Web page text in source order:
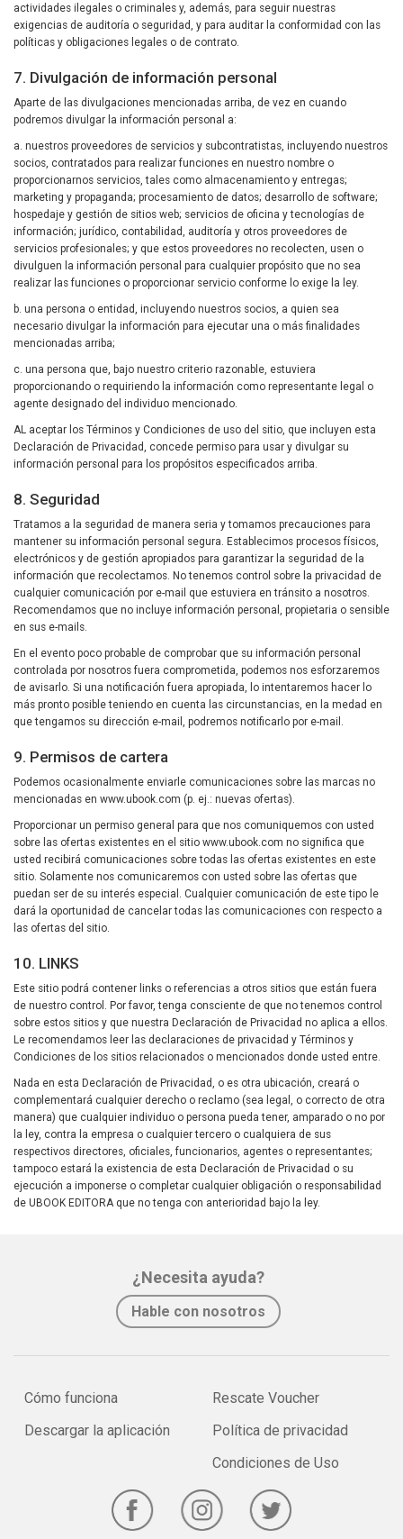
actividades ilegales o criminales y, además, para seguir nuestras
exigencias de auditoría o seguridad, y para auditar la conformidad con las
políticas y obligaciones legales o de contrato.
7. Divulgación de información personal
Aparte de las divulgaciones mencionadas arriba, de vez en cuando
podremos divulgar la información personal a:
a. nuestros proveedores de servicios y subcontratistas, incluyendo nuestros
socios, contratados para realizar funciones en nuestro nombre o
proporcionarnos servicios, tales como almacenamiento y entregas;
marketing y propaganda; procesamiento de datos; desarrollo de software;
hospedaje y gestión de sitios web; servicios de oficina y tecnologías de
información; jurídico, contabilidad, auditoría y otros proveedores de
servicios profesionales; y que estos proveedores no recolecten, usen o
divulguen la información personal para cualquier propósito que no sea
realizar las funciones o proporcionar servicio conforme lo exige la ley.
b. una persona o entidad, incluyendo nuestros socios, a quien sea
necesario divulgar la información para ejecutar una o más finalidades
mencionadas arriba;
c. una persona que, bajo nuestro criterio razonable, estuviera
proporcionando o requiriendo la información como representante legal o
agente designado del individuo mencionado.
AL aceptar los Términos y Condiciones de uso del sitio, que incluyen esta
Declaración de Privacidad, concede permiso para usar y divulgar su
información personal para los propósitos especificados arriba.
8. Seguridad
Tratamos a la seguridad de manera seria y tomamos precauciones para
mantener su información personal segura. Establecimos procesos físicos,
electrónicos y de gestión apropiados para garantizar la seguridad de la
información que recolectamos. No tenemos control sobre la privacidad de
cualquier comunicación por e-mail que estuviera en tránsito a nosotros.
Recomendamos que no incluye información personal, propietaria o sensible
en sus e-mails.
En el evento poco probable de comprobar que su información personal
controlada por nosotros fuera comprometida, podemos nos esforzaremos
de avisarlo. Si una notificación fuera apropiada, lo intentaremos hacer lo
más pronto posible teniendo en cuenta las circunstancias, en la medad en
que tengamos su dirección e-mail, podremos notificarlo por e-mail.
9. Permisos de cartera
Podemos ocasionalmente enviarle comunicaciones sobre las marcas no
mencionadas en www.ubook.com (p. ej.: nuevas ofertas).
Proporcionar un permiso general para que nos comuniquemos con usted
sobre las ofertas existentes en el sitio www.ubook.com no significa que
usted recibirá comunicaciones sobre todas las ofertas existentes en este
sitio. Solamente nos comunicaremos con usted sobre las ofertas que
puedan ser de su interés especial. Cualquier comunicación de este tipo le
dará la oportunidad de cancelar todas las comunicaciones con respecto a
las ofertas del sitio.
10. LINKS
Este sitio podrá contener links o referencias a otros sitios que están fuera
de nuestro control. Por favor, tenga consciente de que no tenemos control
sobre estos sitios y que nuestra Declaración de Privacidad no aplica a ellos.
Le recomendamos leer las declaraciones de privacidad y Términos y
Condiciones de los sitios relacionados o mencionados donde usted entre.
Nada en esta Declaración de Privacidad, o es otra ubicación, creará o
complementará cualquier derecho o reclamo (sea legal, o correcto de otra
manera) que cualquier individuo o persona pueda tener, amparado o no por
la ley, contra la empresa o cualquier tercero o cualquiera de sus
respectivos directores, oficiales, funcionarios, agentes o representantes;
tampoco estará la existencia de esta Declaración de Privacidad o su
ejecución a imponerse o completar cualquier obligación o responsabilidad
de UBOOK EDITORA que no tenga con anterioridad bajo la ley.
¿Necesita ayuda?
Hable con nosotros
Cómo funciona
Descargar la aplicación
Rescate Voucher
Política de privacidad
Condiciones de Uso